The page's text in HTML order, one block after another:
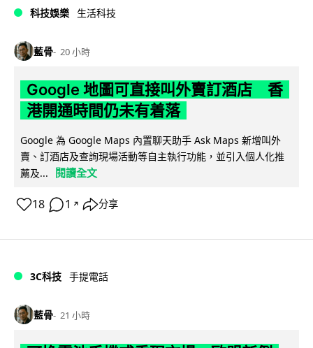
科技娛樂 生活科技
藍骨 20 小時
Google 地圖可直接叫外賣訂酒店 香
港開通時間仍未有着落
Google 為 Google Maps 內置聊天助手 Ask Maps 新增叫外
賣、訂酒店及查詢現場活動等自主執行功能，並引入個人化推
薦及...
閱讀全文
18 1 ↗ 分享
3C科技 手提電話
藍骨 21 小時